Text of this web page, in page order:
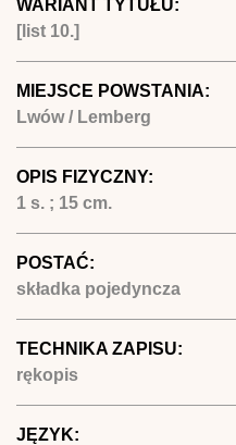
WARIANT TYTUŁU:
[list 10.]
MIEJSCE POWSTANIA:
Lwów / Lemberg
OPIS FIZYCZNY:
1 s. ; 15 cm.
POSTAĆ:
składka pojedyncza
TECHNIKA ZAPISU:
rękopis
JĘZYK: